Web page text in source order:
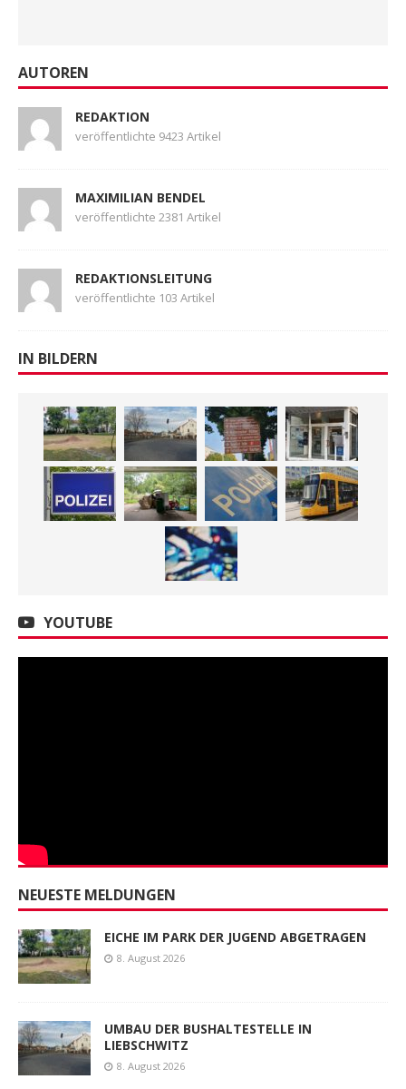
AUTOREN
REDAKTION
veröffentlichte 9423 Artikel
MAXIMILIAN BENDEL
veröffentlichte 2381 Artikel
REDAKTIONSLEITUNG
veröffentlichte 103 Artikel
IN BILDERN
YOUTUBE
NEUESTE MELDUNGEN
EICHE IM PARK DER JUGEND ABGETRAGEN
8. August 2026
UMBAU DER BUSHALTESTELLE IN
LIEBSCHWITZ
8. August 2026